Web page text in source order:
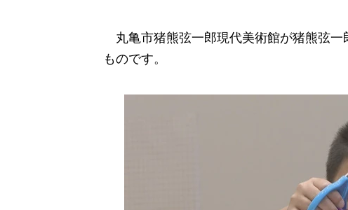
丸亀市猪熊弦一郎現代美術館が猪熊弦一
ものです。